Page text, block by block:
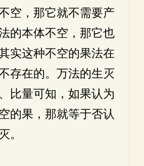
空，那它就不需要产
的本体不空，那它也
实这种不空的果法在
存在的。万法的生灭
比量可知，如果认为
的果，那就等于否认
。